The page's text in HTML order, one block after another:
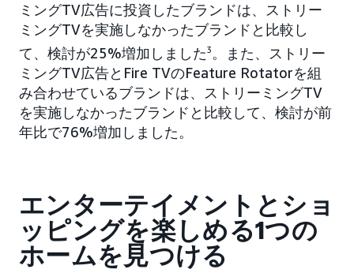
ミングTV広告に投資したブランドは、ストリー
ミングTVを実施しなかったブランドと比較し
て、検討が25%増加しました3 。また、ストリー
ミングTV広告とFire TVのFeature Rotatorを組
み合わせているブランドは、ストリーミングTV
を実施しなかったブランドと比較して、検討が前
年比で76%増加しました。
エンターテイメントとショ
ッピングを楽しめる1つの
ホームを見つける